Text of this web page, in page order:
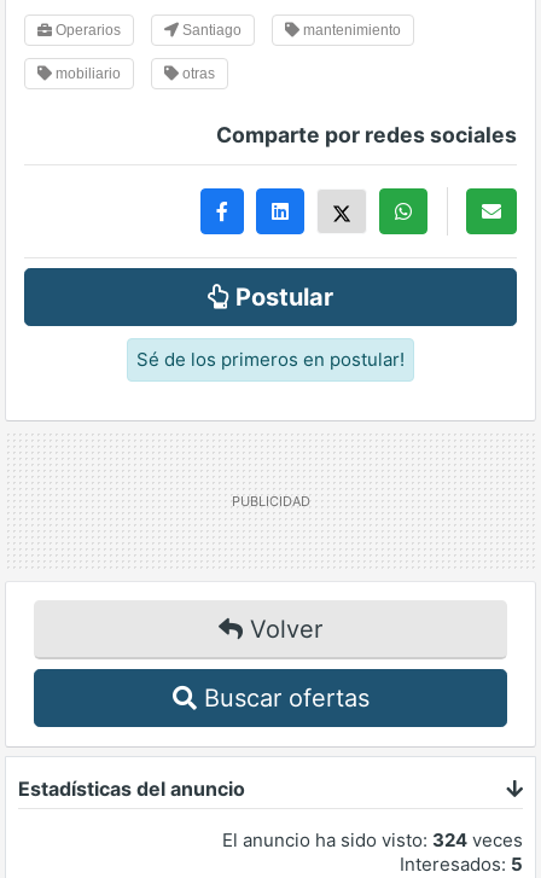
Operarios Santiago mantenimiento
mobiliario otras
Comparte por redes sociales
Postular
Sé de los primeros en postular!
Volver
Buscar ofertas
Estadísticas del anuncio
El anuncio ha sido visto: 324 veces
Interesados: 5